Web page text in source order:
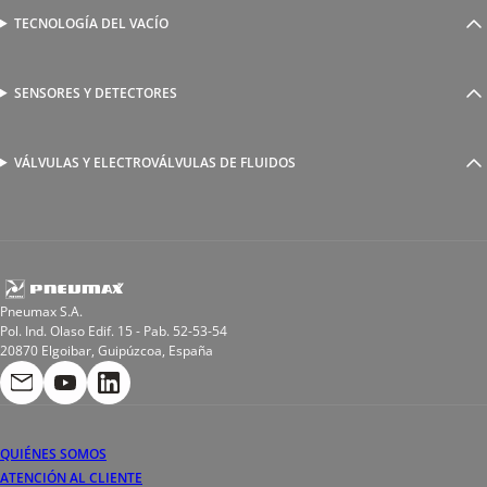
Válvulas complementarias
Racores rápidos
Reguladores de caudal
Racores para soldadura
TECNOLOGÍA DEL VACÍO
Ventosas
Válvulas y electroválvulas
SENSORES Y DETECTORES
Detectores magnéticos
VÁLVULAS Y ELECTROVÁLVULAS DE FLUIDOS
Electroválvulas de acción directa
Bobinas
Pneumax S.A.
Pol. Ind. Olaso Edif. 15 - Pab. 52-53-54
20870 Elgoibar, Guipúzcoa, España
QUIÉNES SOMOS
ATENCIÓN AL CLIENTE